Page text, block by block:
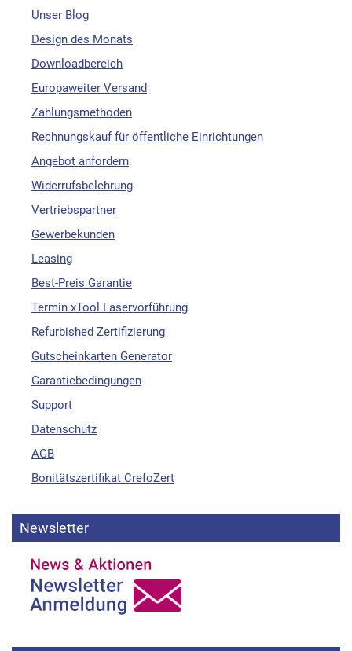
Unser Blog
Design des Monats
Downloadbereich
Europaweiter Versand
Zahlungsmethoden
Rechnungskauf für öffentliche Einrichtungen
Angebot anfordern
Widerrufsbelehrung
Vertriebspartner
Gewerbekunden
Leasing
Best-Preis Garantie
Termin xTool Laservorführung
Refurbished Zertifizierung
Gutscheinkarten Generator
Garantiebedingungen
Support
Datenschutz
AGB
Bonitätszertifikat CrefoZert
Newsletter